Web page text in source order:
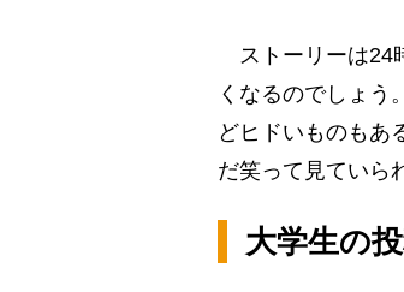
ストーリーは24
くなるのでしょう
どヒドいものもあ
だ笑って見ていら
大学生の